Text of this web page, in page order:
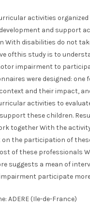
activities
and support
With disabilities do not
ofthis study is to
impairment to
were designed:
and their impact,
activities to
support these children.
together With the
the participation of
of these professionals
suggests a mean of
participate
ADERE (Ile-de-France)